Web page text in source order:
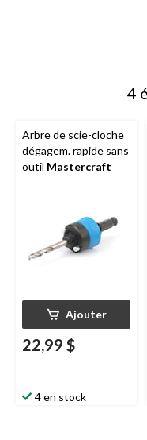
4
Arbre de scie-cloche
dégagem. rapide sans
outil Mastercraft
Ajouter
22,99 $
4 en stock